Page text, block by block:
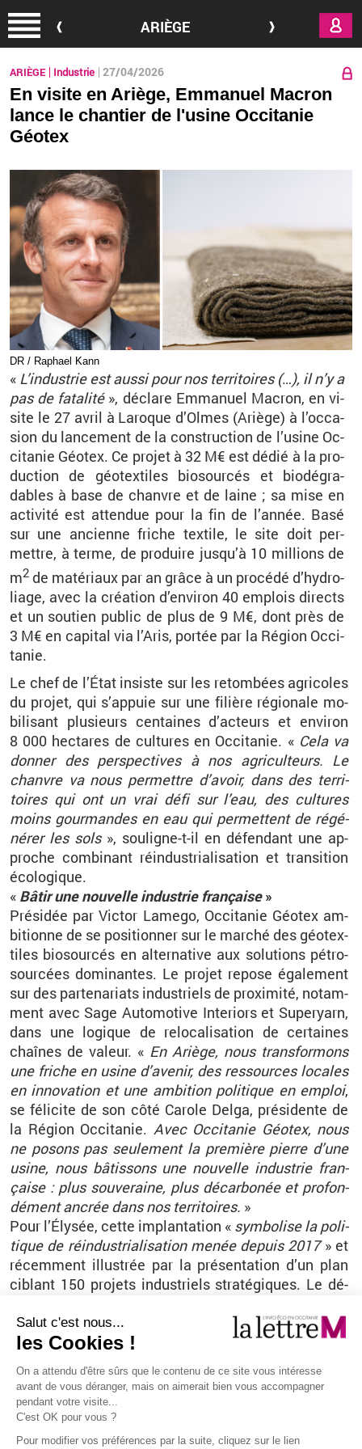
ARIÈGE
ARIÈGE Industrie 27/04/2026
En visite en Ariège, Emmanuel Macron
lance le chantier de l'usine Occitanie
Géotex
DR / Ra­phael Kann
« L’in­dus­trie est aussi pour nos ter­ri­toires (…), il n’y a
pas de fa­ta­lité », dé­clare Em­ma­nuel Ma­cron, en vi­
site le 27 avril à La­roque d’Olmes (Ariège) à l’oc­ca­
sion du lan­ce­ment de la construc­tion de l’usine Oc­
ci­ta­nie Géo­tex. Ce pro­jet à 32 M€ est dédié à la pro­
duc­tion de géo­tex­tiles bio­sour­cés et bio­dé­gra­
dables à base de chanvre et de laine ; sa mise en
ac­ti­vité est at­ten­due pour la fin de l’an­née. Basé
sur une an­cienne friche tex­tile, le site doit per­
mettre, à terme, de pro­duire jus­qu’à 10 mil­lions de
m2 de ma­té­riaux par an grâce à un pro­cédé d’hy­dro­
liage, avec la créa­tion d’en­vi­ron 40 em­plois di­rects
et un sou­tien pu­blic de plus de 9 M€, dont près de
3 M€ en ca­pi­tal via l’Aris, por­tée par la Ré­gion Oc­ci­
ta­nie.
Le chef de l’État in­siste sur les re­tom­bées agri­coles
du pro­jet, qui s’ap­puie sur une fi­lière ré­gio­nale mo­
bi­li­sant plu­sieurs cen­taines d’ac­teurs et en­vi­ron
8 000 hec­tares de cultures en Oc­ci­ta­nie. « Cela va
don­ner des pers­pec­tives à nos agri­cul­teurs. Le
chanvre va nous per­mettre d’avoir, dans des ter­ri­
toires qui ont un vrai défi sur l’eau, des cultures
moins gour­mandes en eau qui per­mettent de ré­gé­
né­rer les sols », sou­ligne-t-il en dé­fen­dant une ap­
proche com­bi­nant ré­in­dus­tria­li­sa­tion et tran­si­tion
éco­lo­gique.
« Bâtir une nou­velle in­dus­trie fran­çaise »
Pré­si­dée par Vic­tor La­mego, Oc­ci­ta­nie Géo­tex am­
bi­tionne de se po­si­tion­ner sur le mar­ché des géo­tex­
tiles bio­sour­cés en al­ter­na­tive aux so­lu­tions pé­tro­
sour­cées do­mi­nantes. Le pro­jet re­pose éga­le­ment
sur des par­te­na­riats in­dus­triels de proxi­mité, no­tam­
ment avec Sage Au­to­mo­tive In­ter­iors et Su­per­yarn,
dans une lo­gique de re­lo­ca­li­sa­tion de cer­taines
chaînes de va­leur. « En Ariège, nous trans­for­mons
une friche en usine d’ave­nir, des res­sources lo­cales
en in­no­va­tion et une am­bi­tion po­li­tique en em­ploi,
se fé­li­cite de son côté Ca­role Delga, pré­si­dente de
la Ré­gion Oc­ci­ta­nie. Avec Oc­ci­ta­nie Géo­tex, nous
ne po­sons pas seule­ment la pre­mière pierre d’une
usine, nous bâ­tis­sons une nou­velle in­dus­trie fran­
çaise : plus sou­ve­raine, plus dé­car­bo­née et pro­fon­
dé­ment an­crée dans nos ter­ri­toires. »
Pour l’Ély­sée, cette im­plan­ta­tion « sym­bo­lise la po­li­
tique de ré­in­dus­tria­li­sa­tion menée de­puis 2017 » et
ré­cem­ment illus­trée par la pré­sen­ta­tion d’un plan
ci­blant 150 pro­jets in­dus­triels stra­té­giques. Le dé­
sion pour Em­ma­nuel Ma­cron de se rendre sur le site
hos­pi­ta­lier de La­ve­la­net, pré­senté comme le pre­
mier
en­tiè­re­ment re­cons­truit et fi­na­lisé en Oc­ci­ta­
nie dans le cadre du Ségur de la santé » de 2020.
> À lire éga­le­ment
Oc­ci­ta­nie Géo­tex in­ves­tit 32